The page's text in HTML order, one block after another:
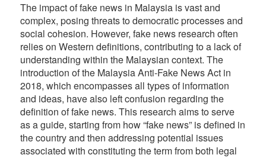
The impact of fake news in Malaysia is vast and
complex, posing threats to democratic processes and
social cohesion. However, fake news research often
relies on Western definitions, contributing to a lack of
understanding within the Malaysian context. The
introduction of the Malaysia Anti-Fake News Act in
2018, which encompasses all types of information
and ideas, have also left confusion regarding the
definition of fake news. This research aims to serve
as a guide, starting from how “fake news” is defined in
the country and then addressing potential issues
associated with constituting the term from both legal